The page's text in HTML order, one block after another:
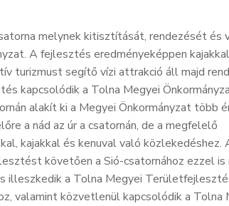
melynek kitisztítását, rendezését és
A fejlesztés eredményeképpen
turizmust segítő vízi attrakció áll majd
kapcsolódik a Tolna Megyei
alakít ki a Megyei Önkormányzat több
a nád az úr a csatornán, de a megfelelő
kajakkal és kenuval való közlekedéshez.
követően a Sió-csatornához ezzel is
illeszkedik a Tolna Megyei
valamint közvetlenül kapcsolódik a Tolna